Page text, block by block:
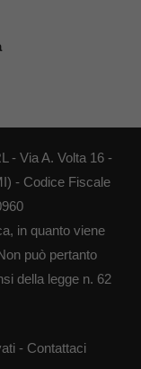
- Via A. Volta 16 -
- Codice Fiscale
in quanto viene
può pertanto
della legge n. 62
- Contattaci